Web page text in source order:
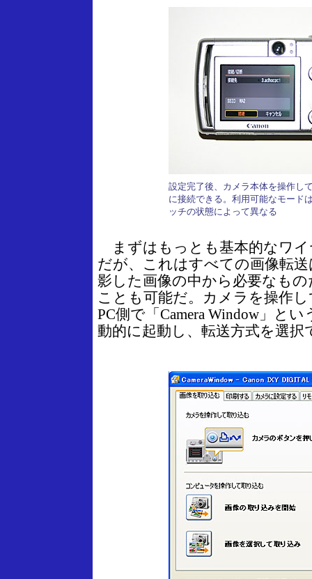
設定完了後、カメラ本体を操作し
に接続できる。利用可能なモード
ッチの状態によって異なる
まずはもっとも基本的なワ
だが、これはすべての画像転
影した画像の中から必要なも
ことも可能だ。カメラを操作
PC側で「Camera Window」と
動的に起動し、転送方式を選択